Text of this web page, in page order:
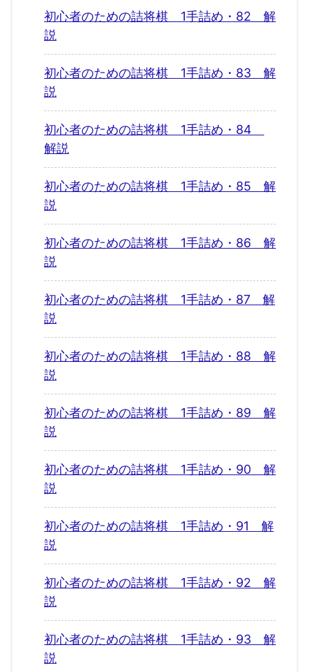
初心者のための詰将棋 1手詰め・82 解
説
初心者のための詰将棋 1手詰め・83 解
説
初心者のための詰将棋 1手詰め・84
解説
初心者のための詰将棋 1手詰め・85 解
説
初心者のための詰将棋 1手詰め・86 解
説
初心者のための詰将棋 1手詰め・87 解
説
初心者のための詰将棋 1手詰め・88 解
説
初心者のための詰将棋 1手詰め・89 解
説
初心者のための詰将棋 1手詰め・90 解
説
初心者のための詰将棋 1手詰め・91 解
説
初心者のための詰将棋 1手詰め・92 解
説
初心者のための詰将棋 1手詰め・93 解
説